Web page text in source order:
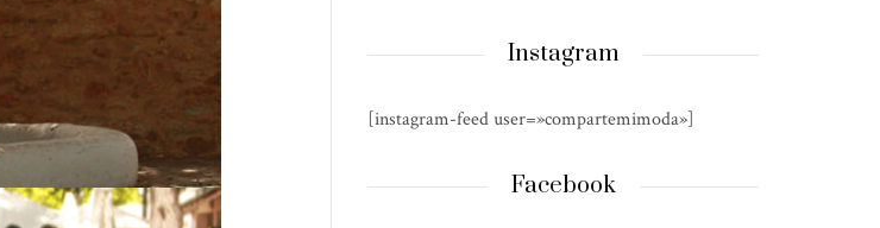
Instagram
[instagram-feed user=»compartemimoda»]
Facebook